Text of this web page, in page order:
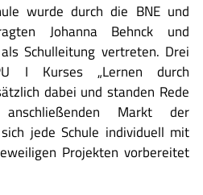
wurde durch die BNE und
Johanna Behnck und
Schulleitung vertreten. Drei
I Kurses „Lernen durch
dabei und standen Rede
Markt der
jede Schule individuell mit
Projekten vorbereitet